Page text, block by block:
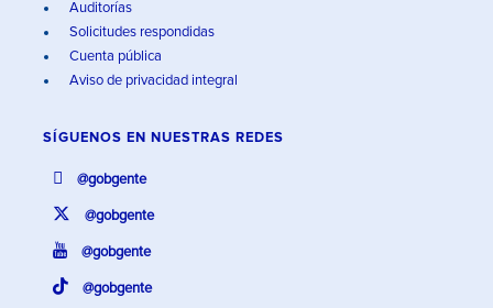
Auditorías
Solicitudes respondidas
Cuenta pública
Aviso de privacidad integral
SÍGUENOS EN NUESTRAS REDES
@gobgente
@gobgente
@gobgente
@gobgente